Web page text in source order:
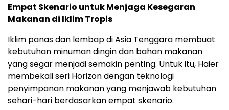
Empat Skenario untuk Menjaga Kesegaran
Makanan di Iklim Tropis
Iklim panas dan lembap di Asia Tenggara membuat
kebutuhan minuman dingin dan bahan makanan
yang segar menjadi semakin penting. Untuk itu, Haier
membekali seri Horizon dengan teknologi
penyimpanan makanan yang menjawab kebutuhan
sehari-hari berdasarkan empat skenario.